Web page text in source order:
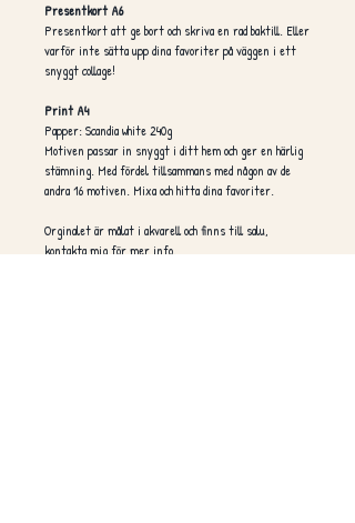
Presentkort A6
Presentkort att ge bort och skriva en rad baktill. Eller
varför inte sätta upp dina favoriter på väggen i ett
snyggt collage!
Print A4
Papper: Scandia white 240g
Motiven passar in snyggt i ditt hem och ger en härlig
stämning. Med fördel tillsammans med någon av de
andra 16 motiven. Mixa och hitta dina favoriter.
Orginalet är målat i akvarell och finns till salu,
kontakta mig för mer info.